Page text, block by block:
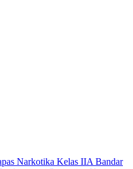
Narkotika Kelas IIA Bandar